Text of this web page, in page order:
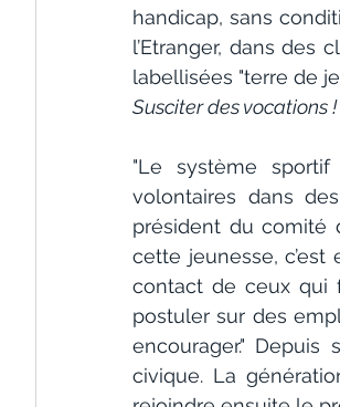
handicap, sans
l’Etranger, dans des
labellisées "terre de
Susciter des vocations !
"Le système
volontaires dans
président du comité
cette jeunesse,
contact de ceux qui
postuler sur des
encourager."
civique. La